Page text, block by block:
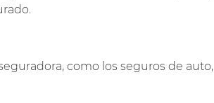
como los seguros de auto,